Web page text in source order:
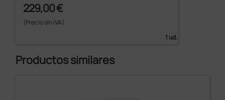
229,00 €
(Precio sin IVA)
1 ud.
Productos similares